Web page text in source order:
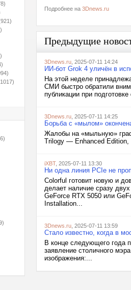
Подробнее на 3Dnews.ru
Предыдущие
3Dnews.ru , 2025-07-11 14:24
ИИ-бот Grok 4 уличён в
На этой неделе
СМИ быстро обратили
публикации при
3Dnews.ru , 2025-07-11 14:25
Борьба с «мылом»
Жалобы на «мыльную»
Trilogy — Enhanced Edition,
iXBT, 2025-07-11 13:30
Ни одна линия PCIe не
Colorful готовит новую и
делает наличие сразу
GeForce RTX 5050 или
Installation...
3Dnews.ru , 2025-07-11 13:59
Стало известно, когда в
В конце следующего года
заявление столичного
изображения:...